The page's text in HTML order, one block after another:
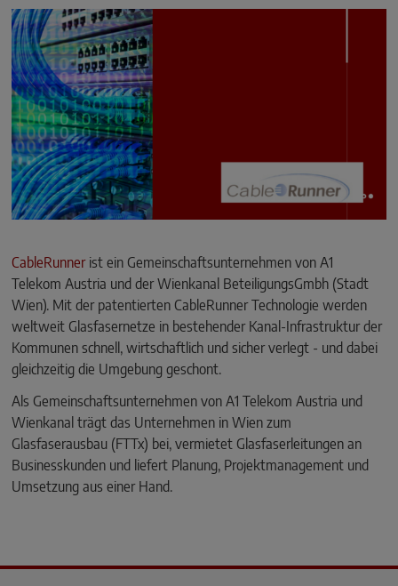
CableRunnerist ein Gemeinschaftsunternehmen von A1
Telekom Austria und der Wienkanal BeteiligungsGmbh (Stadt
Wien). Mit der patentierten CableRunner Technologie werden
weltweit Glasfasernetze in bestehender Kanal-Infrastruktur der
Kommunen schnell, wirtschaftlich und sicher verlegt - und dabei
gleichzeitig die Umgebung geschont.
Als Gemeinschaftsunternehmen von A1 Telekom Austria und
Wienkanal trägt das Unternehmen in Wien zum
Glasfaserausbau (FTTx) bei, vermietet Glasfaserleitungen an
Businesskunden und liefert Planung, Projektmanagement und
Umsetzung aus einer Hand.